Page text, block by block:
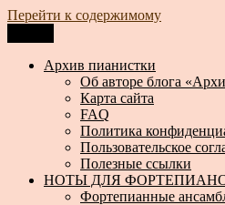
Перейти к содержимому
Архив пианистки
Всё для пианистов: ноты, книги,
Архив пианистки
Об авторе блога
Карта сайта
FAQ
Политика
Пользовательское
Полезные ссылки
НОТЫ ДЛЯ
Фортепианные